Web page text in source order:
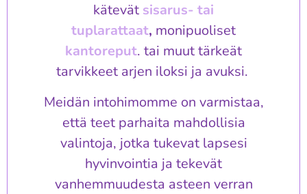
kätevät sisarus- tai
tuplarattaat, monipuoliset
kantoreput. tai muut tärkeät
tarvikkeet arjen iloksi ja avuksi.
Meidän intohimomme on varmistaa,
että teet parhaita mahdollisia
valintoja, jotka tukevat lapsesi
hyvinvointia ja tekevät
vanhemmuudesta asteen verran